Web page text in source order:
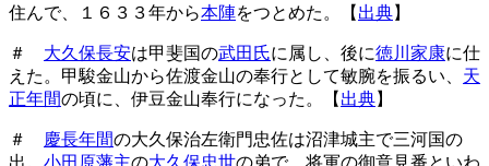
住んで、１６３３年から本陣をつとめた。【 出典】
＃ 大久保長安は甲斐国の武田氏に属し、後に徳川家康に仕
えた。甲駿金山から佐渡金山の奉行として敏腕を振るい、 天
正年間の頃に、伊豆金山奉行になった。【 出典】
＃ 慶長年間の大久保治左衛門忠佐は沼津城主で三河国の
出。 小田原藩主の大久保忠世の弟で、将軍の御意見番といわ